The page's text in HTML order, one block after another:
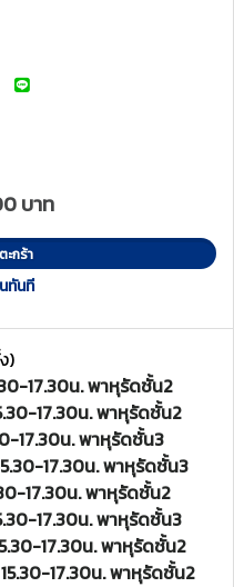
บาท
ะกร้า
ทันที
)
17.30น. พาหุรัดชั้น2
17.30น. พาหุรัดชั้น2
17.30น. พาหุรัดชั้น3
17.30น. พาหุรัดชั้น3
17.30น. พาหุรัดชั้น2
17.30น. พาหุรัดชั้น3
17.30น. พาหุรัดชั้น2
17.30น. พาหุรัดชั้น2